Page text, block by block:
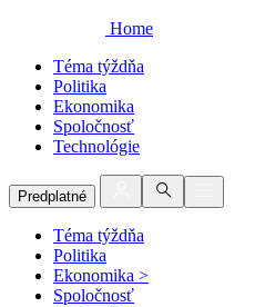
Home
Téma týždňa
Politika
Ekonomika
Spoločnosť
Technológie
Predplatné
Téma týždňa
Politika
Ekonomika >
Spoločnosť